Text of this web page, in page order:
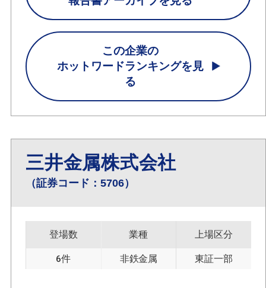
この企業の
ホットワードランキングを見
る
三井金属株式会社
（証券コード：5706）
登場数
6件
業種
非鉄金属
上場区分
東証一部